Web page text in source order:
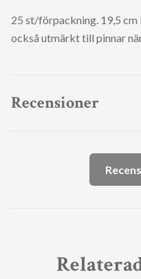
25 st/förpackning. 19,5 cm
också utmärkt till pinnar
Recensioner